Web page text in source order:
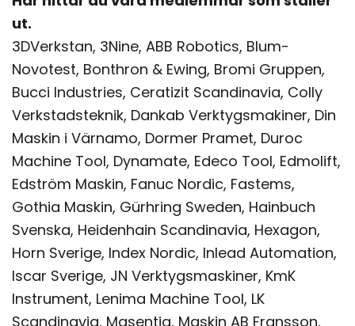
ut.
3DVerkstan, 3Nine, ABB Robotics, Blum-
Novotest, Bonthron & Ewing, Bromi Gruppen,
Bucci Industries, Ceratizit Scandinavia, Colly
Verkstadsteknik, Dankab Verktygsmakiner, Din
Maskin i Värnamo, Dormer Pramet, Duroc
Machine Tool, Dynamate, Edeco Tool, Edmolift,
Edström Maskin, Fanuc Nordic, Fastems,
Gothia Maskin, Gürhring Sweden, Hainbuch
Svenska, Heidenhain Scandinavia, Hexagon,
Horn Sverige, Index Nordic, Inlead Automation,
Iscar Sverige, JN Verktygsmaskiner, KmK
Instrument, Lenima Machine Tool, LK
Scandinavia, Masentia, Maskin AB Fransson,